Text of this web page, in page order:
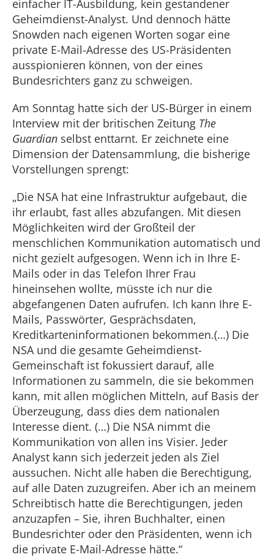
einfacher IT-Ausbildung, kein gestandener
Geheimdienst-Analyst. Und dennoch hätte
Snowden nach eigenen Worten sogar eine
private E-Mail-Adresse des US-Präsidenten
ausspionieren können, von der eines
Bundesrichters ganz zu schweigen.
Am Sonntag hatte sich der US-Bürger in einem
Interview mit der britischen Zeitung The
Guardian selbst enttarnt. Er zeichnete eine
Dimension der Datensammlung, die bisherige
Vorstellungen sprengt:
„Die NSA hat eine Infrastruktur aufgebaut, die
ihr erlaubt, fast alles abzufangen. Mit diesen
Möglichkeiten wird der Großteil der
menschlichen Kommunikation automatisch und
nicht gezielt aufgesogen. Wenn ich in Ihre E-
Mails oder in das Telefon Ihrer Frau
hineinsehen wollte, müsste ich nur die
abgefangenen Daten aufrufen. Ich kann Ihre E-
Mails, Passwörter, Gesprächsdaten,
Kreditkarteninformationen bekommen.(…) Die
NSA und die gesamte Geheimdienst-
Gemeinschaft ist fokussiert darauf, alle
Informationen zu sammeln, die sie bekommen
kann, mit allen möglichen Mitteln, auf Basis der
Überzeugung, dass dies dem nationalen
Interesse dient. (…) Die NSA nimmt die
Kommunikation von allen ins Visier. Jeder
Analyst kann sich jederzeit jeden als Ziel
aussuchen. Nicht alle haben die Berechtigung,
auf alle Daten zuzugreifen. Aber ich an meinem
Schreibtisch hatte die Berechtigungen, jeden
anzuzapfen – Sie, ihren Buchhalter, einen
Bundesrichter oder den Präsidenten, wenn ich
die private E-Mail-Adresse hätte.“